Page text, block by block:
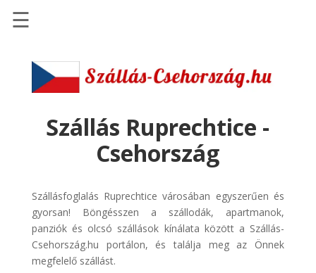
Szállások
Szállásinfo.eu
pénzvisszatérítéssel
Discover
Cars
Transzfer
☰
Szállás Ruprechtice -
Csehország
Szállásfoglalás Ruprechtice városában egyszerűen és
gyorsan! Böngésszen a szállodák, apartmanok,
panziók és olcsó szállások kínálata között a Szállás-
Csehország.hu portálon, és találja meg az Önnek
megfelelő szállást.